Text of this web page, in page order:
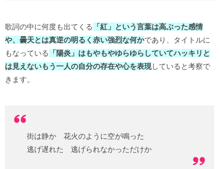
歌詞の中に何度も出てくる
「紅」という言葉は高ぶった感情
や、曇天とは真逆の明るく赤い強烈な何かであり、タイトルに
もなっている
「陽炎」はもやもやゆらゆらしていてハッキリと
は見えないもう一人の自分の存在や心を表現していると考察で
きます。
街は静か 花火のように空が鳴った
逃げ遅れた 逃げられなかっただけか